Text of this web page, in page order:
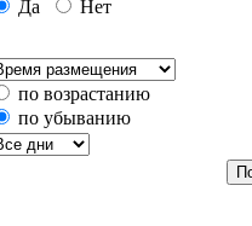
Да Нет
по возрастанию
по убыванию